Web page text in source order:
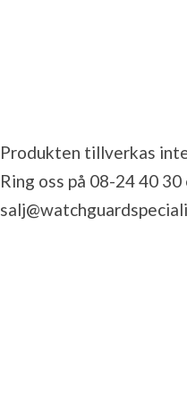
Produkten tillverkas
Ring oss på 08-24 40